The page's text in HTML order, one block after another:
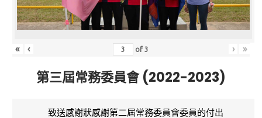
« ‹ of3 › »
第三屆常務委員會 (2022-2023)
致送感謝狀感謝第二屆常務委員會委員的付出